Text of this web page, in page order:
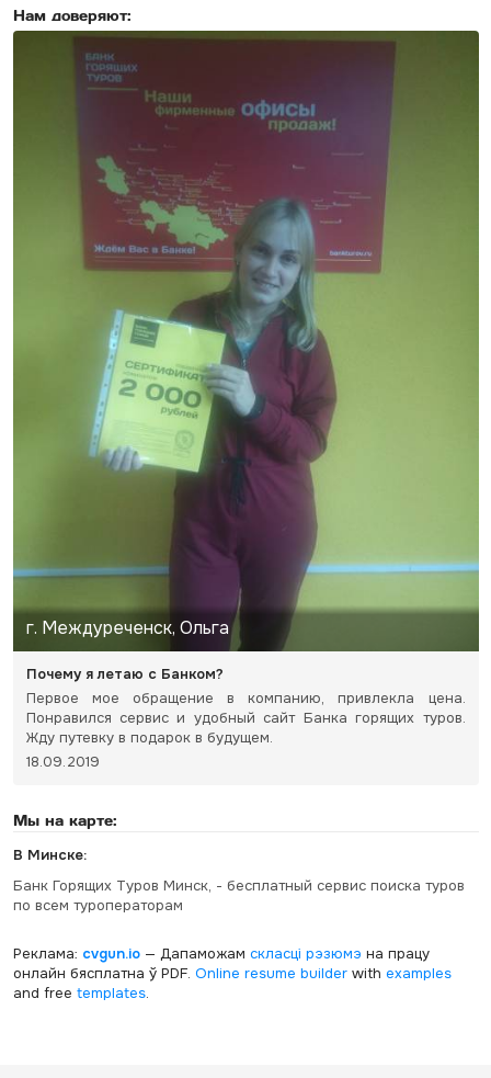
Нам доверяют:
г. Междуреченск, Ольга
Почему я летаю с Банком?
Первое мое обращение в компанию, привлекла цена.
Понравился сервис и удобный сайт Банка горящих туров.
Жду путевку в подарок в будущем.
18.09.2019
Мы на карте:
В Минске:
Банк Горящих Туров Минск, - бесплатный сервис поиска туров
по всем туроператорам
Реклама: cvgun.io— Дапаможам скласці рэзюмэ на працу
онлайн бясплатна ў PDF. Online resume builderwith examples
and free templates.